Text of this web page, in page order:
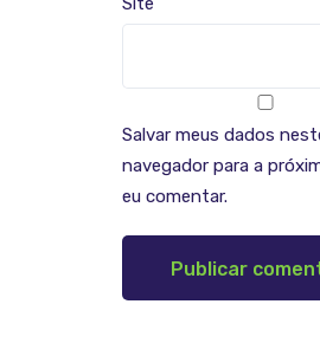
Salvar meus dados
navegador para a
eu comentar.